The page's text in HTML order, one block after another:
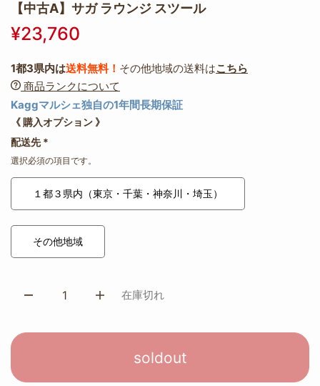
【中古A】サガ ラウンジ スツール
¥23,760
1都3県内は送料無料！ その他地域の送料はこちら
商品ランクについて
Kaggマルシェ独自の1年間長期保証
《 購入オプション 》
配送先*
選択必須の項目です。
１都３県内（東京・千葉・神奈川・埼玉）
その他地域
在庫切れ
soldout